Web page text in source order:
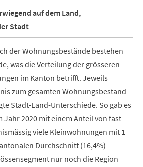
auf dem Land,
Stadt
der Wohnungsbestände bestehen
was die Verteilung der grösseren
im Kanton betrifft. Jeweils
zum gesamten Wohnungsbestand
Stadt-Land-Unterschiede. So gab es
Jahr 2020 mit einem Anteil von fast
viele Kleinwohnungen mit 1
Durchschnitt (16,4%)
nur noch die Region